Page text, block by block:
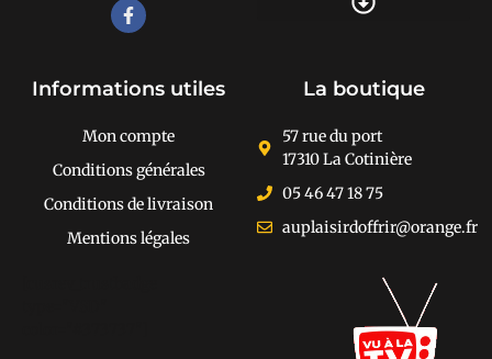
Informations utiles
Mon compte
Conditions générales
Conditions de livraison
Mentions légales
La boutique
57 rue du port
17310 La Cotinière
05 46 47 18 75
auplaisirdoffrir@orange.fr